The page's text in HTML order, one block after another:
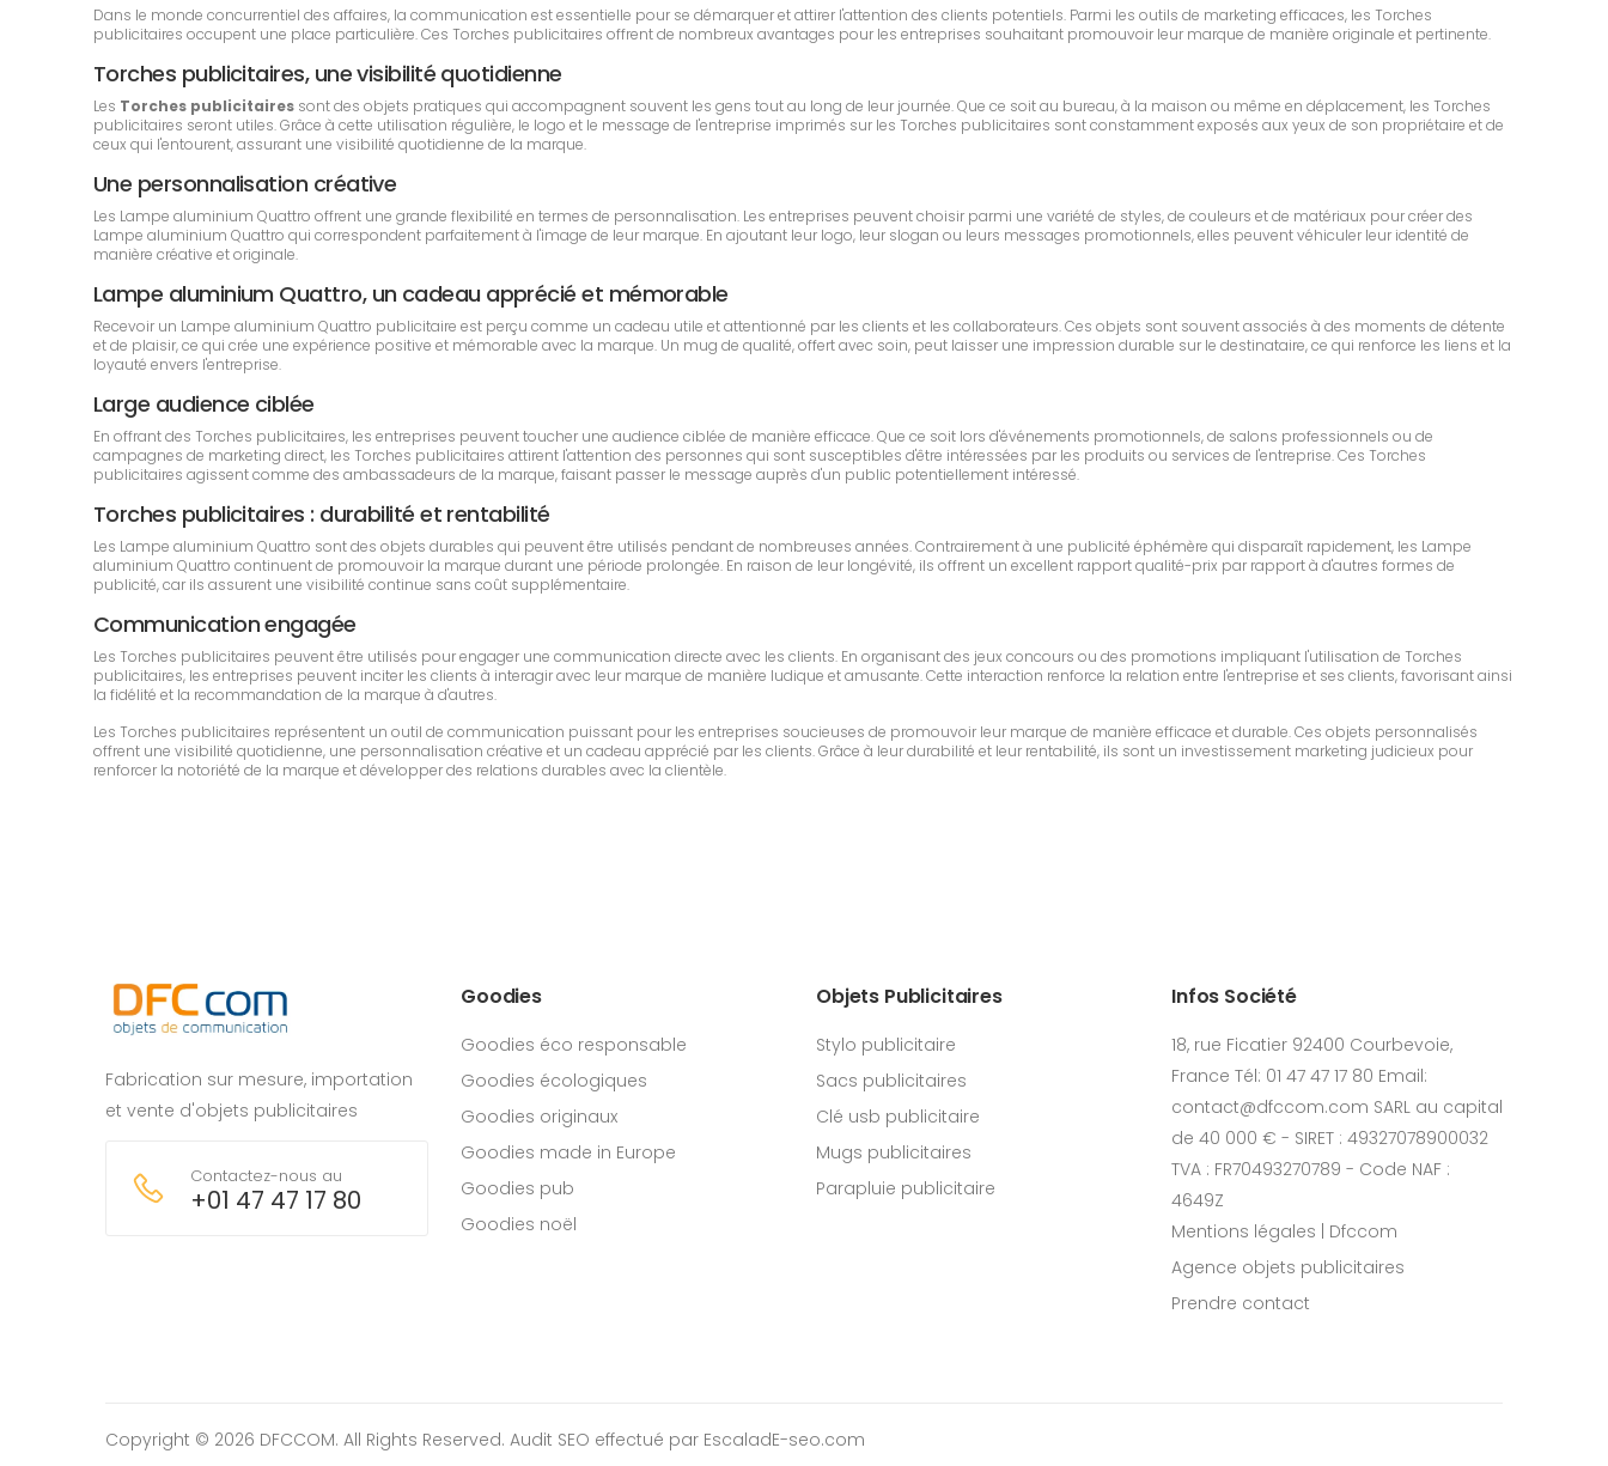
Dans le monde concurrentiel des affaires, la communication est essentielle pour se démarquer et attirer l'attention des clients potentiels. Parmi les outils de marketing efficaces, les Torches
publicitaires occupent une place particulière. Ces Torches publicitaires offrent de nombreux avantages pour les entreprises souhaitant promouvoir leur marque de manière originale et pertinente.
Torches publicitaires, une visibilité quotidienne
Les Torches publicitaires sont des objets pratiques qui accompagnent souvent les gens tout au long de leur journée. Que ce soit au bureau, à la maison ou même en déplacement, les Torches
publicitaires seront utiles. Grâce à cette utilisation régulière, le logo et le message de l'entreprise imprimés sur les Torches publicitaires sont constamment exposés aux yeux de son propriétaire et de
ceux qui l'entourent, assurant une visibilité quotidienne de la marque.
Une personnalisation créative
Les Lampe aluminium Quattro offrent une grande flexibilité en termes de personnalisation. Les entreprises peuvent choisir parmi une variété de styles, de couleurs et de matériaux pour créer des
Lampe aluminium Quattro qui correspondent parfaitement à l'image de leur marque. En ajoutant leur logo, leur slogan ou leurs messages promotionnels, elles peuvent véhiculer leur identité de
manière créative et originale.
Lampe aluminium Quattro, un cadeau apprécié et mémorable
Recevoir un Lampe aluminium Quattro publicitaire est perçu comme un cadeau utile et attentionné par les clients et les collaborateurs. Ces objets sont souvent associés à des moments de détente
et de plaisir, ce qui crée une expérience positive et mémorable avec la marque. Un mug de qualité, offert avec soin, peut laisser une impression durable sur le destinataire, ce qui renforce les liens et la
loyauté envers l'entreprise.
Large audience ciblée
En offrant des Torches publicitaires, les entreprises peuvent toucher une audience ciblée de manière efficace. Que ce soit lors d'événements promotionnels, de salons professionnels ou de
campagnes de marketing direct, les Torches publicitaires attirent l'attention des personnes qui sont susceptibles d'être intéressées par les produits ou services de l'entreprise. Ces Torches
publicitaires agissent comme des ambassadeurs de la marque, faisant passer le message auprès d'un public potentiellement intéressé.
Torches publicitaires : durabilité et rentabilité
Les Lampe aluminium Quattro sont des objets durables qui peuvent être utilisés pendant de nombreuses années. Contrairement à une publicité éphémère qui disparaît rapidement, les Lampe
aluminium Quattro continuent de promouvoir la marque durant une période prolongée. En raison de leur longévité, ils offrent un excellent rapport qualité-prix par rapport à d'autres formes de
publicité, car ils assurent une visibilité continue sans coût supplémentaire.
Communication engagée
Les Torches publicitaires peuvent être utilisés pour engager une communication directe avec les clients. En organisant des jeux concours ou des promotions impliquant l'utilisation de Torches
publicitaires, les entreprises peuvent inciter les clients à interagir avec leur marque de manière ludique et amusante. Cette interaction renforce la relation entre l'entreprise et ses clients, favorisant ainsi
la fidélité et la recommandation de la marque à d'autres.
Les Torches publicitaires représentent un outil de communication puissant pour les entreprises soucieuses de promouvoir leur marque de manière efficace et durable. Ces objets personnalisés
offrent une visibilité quotidienne, une personnalisation créative et un cadeau apprécié par les clients. Grâce à leur durabilité et leur rentabilité, ils sont un investissement marketing judicieux pour
renforcer la notoriété de la marque et développer des relations durables avec la clientèle.
Fabrication sur mesure, importation
et vente d'objets publicitaires
Contactez-nous au
+01 47 47 17 80
Goodies
Goodies éco responsable
Goodies écologiques
Goodies originaux
Goodies made in Europe
Goodies pub
Goodies noël
Objets Publicitaires
Stylo publicitaire
Sacs publicitaires
Clé usb publicitaire
Mugs publicitaires
Parapluie publicitaire
Infos Société
18, rue Ficatier 92400 Courbevoie,
France Tél: 01 47 47 17 80 Email:
contact@dfccom.com SARL au capital
de 40 000 € - SIRET : 49327078900032
TVA : FR70493270789 - Code NAF :
4649Z
Mentions légales | Dfccom
Agence objets publicitaires
Prendre contact
Copyright © 2026 DFCCOM. All Rights Reserved. Audit SEO effectué par EscaladE-seo.com